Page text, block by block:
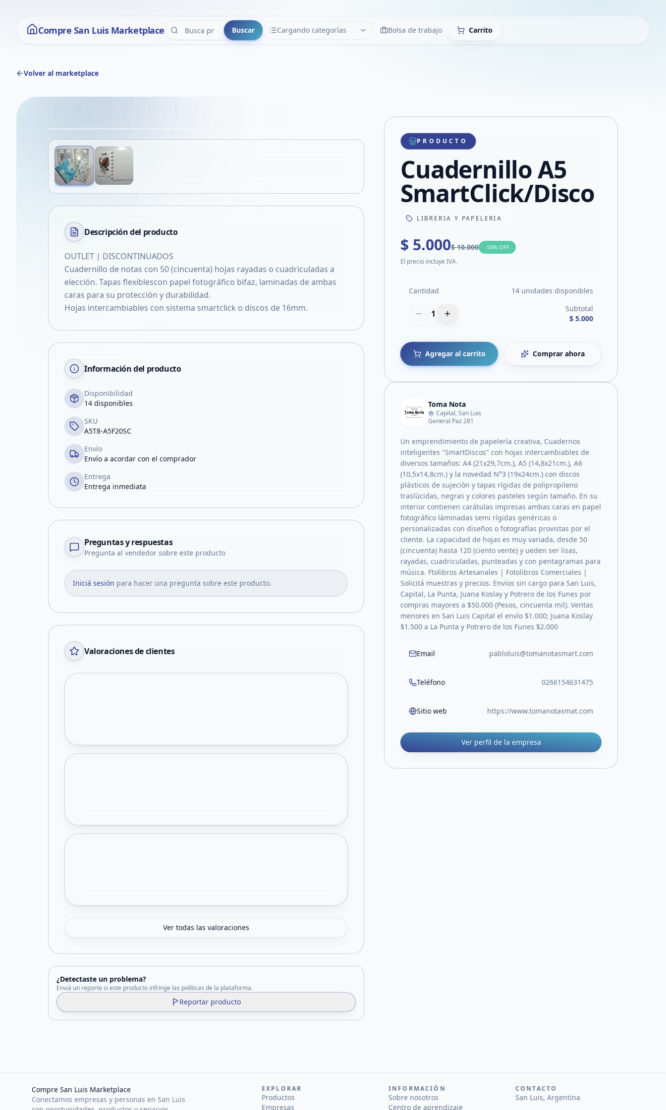
Compre San Luis Marketplace Buscar Cargando categorías
CATEGORÍAS LimpiarBolsa de trabajo Carrito
Volver al marketplace
Compartir producto
Compartir por WhatsApp
Compartir por mail
Compartir en Facebook
Descripción del producto
OUTLET | DISCONTINUADOS
Cuadernillo de notas con 50 (cincuenta) hojas rayadas o cuadriculadas a
elección. Tapas flexiblescon papel fotográfico bifaz, laminadas de ambas
caras para su protección y durabilidad.
Hojas intercambiables con sistema smartclick o discos de 16mm.
Información del producto
Disponibilidad
14 disponibles
SKU
A5T8-A5F20SC
Envío
Envío a acordar con el comprador
Entrega
Entrega inmediata
Preguntas y respuestas
Pregunta al vendedor sobre este producto
Iniciá sesión para hacer una pregunta sobre este producto.
Valoraciones de clientes
Ver todas las valoraciones
¿Detectaste un problema?
Enviá un reporte si este producto infringe las políticas de la plataforma.
Reportar producto
PRODUCTO
Cuadernillo A5
SmartClick/Disco
LIBRERIA Y PAPELERIA
$ 5.000$ 10.000 -50% OFF
El precio incluye IVA.
Cantidad 14 unidades disponibles
1
Subtotal
$ 5.000
Agregar al carrito Comprar ahora
Toma Nota
Capital, San Luis
General Paz 281
Un emprendimiento de papelería creativa, Cuadernos
inteligentes "SmartDiscos" con hojas intercambiables de
diversos tamaños: A4 (21x29,7cm.), A5 (14,8x21cm.), A6
(10,5x14,8cm.) y la novedad N°3 (19x24cm.) con discos
plásticos de sujeción y tapas rígidas de polipropileno
traslúcidas, negras y colores pasteles según tamaño. En su
interior contienen carátulas impresas ambas caras en papel
fotográfico láminadas semi rígidas genéricas o
personalizadas con diseños o fotografías provistas por el
cliente. La capacidad de hojas es muy variada, desde 50
(cincuenta) hasta 120 (ciento vente) y ueden ser lisas,
rayadas, cuadriculadas, punteadas y con pentagramas para
música. Ftolibros Artesanales | Fotolibros Comerciales |
Solicitá muestras y precios. Envíos sin cargo para San Luis,
Capital, La Punta, Juana Koslay y Potrero de los Funes por
compras mayores a $50.000 (Pesos, cincuenta mil). Ventas
menores en San Luis Capital el envío $1.000; Juana Koslay
$1.500 a La Punta y Potrero de los Funes $2.000
Email pabloluis@tomanotasmart.com
Teléfono 0266154631475
Sitio web https://www.tomanotasmat.com
Ver perfil de la empresa
Compre San Luis Marketplace
Conectamos empresas y personas en San Luis
EXPLORAR
Productos
Empresas
INFORMACIÓN
Sobre nosotros
Centro de aprendizaje
CONTACTO
San Luis, Argentina